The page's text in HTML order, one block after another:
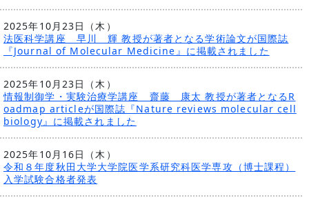
2025年10月23日（木）
法医科学講座 早川 輝 教授が著者となる学術論文が国際誌
『Journal of Molecular Medicine』に掲載されました
2025年10月23日（木）
情報制御学・実験治療学講座 齋藤 康太 教授が著者となるR
oadmap articleが国際誌『Nature reviews molecular cell
biology』に掲載されました
2025年10月16日（木）
令和８年度秋田大学大学院医学系研究科医学専攻（博士課程）
入学試験合格者発表